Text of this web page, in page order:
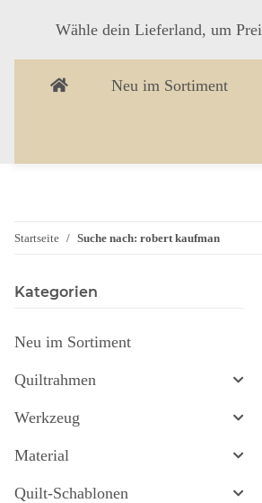
Wähle dein Lieferland, um
Neu im Sortiment
Startseite Suche nach: robert kaufman
Kategorien
Neu im Sortiment
Quiltrahmen
Werkzeug
Material
Quilt-Schablonen